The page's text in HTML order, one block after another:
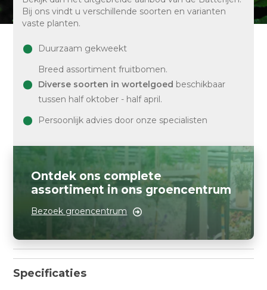
Bij ons vindt u verschillende soorten en varianten
vaste planten.
Duurzaam gekweekt
Breed assortiment fruitbomen.
Diverse soorten in wortelgoed beschikbaar
tussen half oktober - half april.
Persoonlijk advies door onze specialisten
Ontdek ons complete
assortiment in ons groencentrum
Bezoek groencentrum
Specificaties